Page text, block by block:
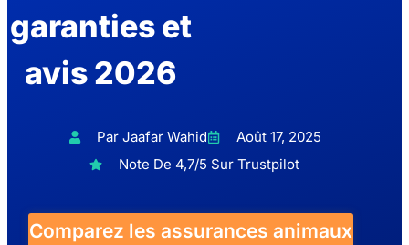
garanties et
avis 2026
Par Jaafar Wahid
Août 17, 2025
Note De 4,7/5 Sur Trustpilot
Comparez les assurances animaux